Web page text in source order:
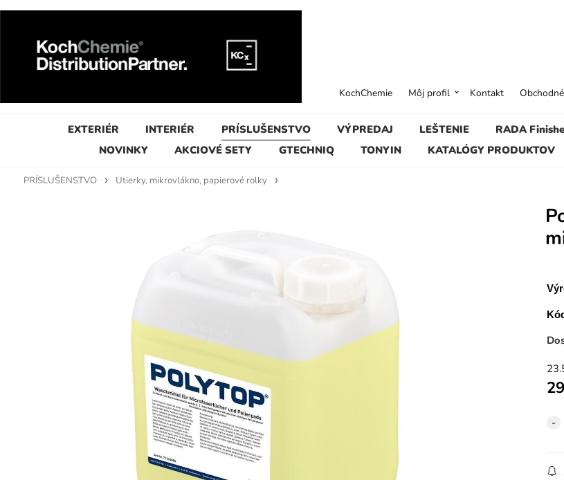
EXTERIÉR INTERIÉR PRÍSLUŠENSTVO VÝPREDAJ LEŠTENIE RADA
NOVINKY
AKCIOVÉ SETY GTECHNIQ TONYIN KATALÓGY PRODUKTOV
KochChemie Môj profil Kontakt
PRÍSLUŠENSTVO Utierky, mikrovlákno, papierové rolky